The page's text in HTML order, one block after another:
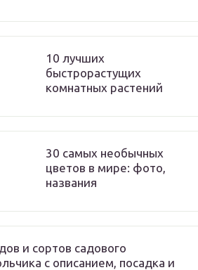
10 лучших
быстрорастущих
комнатных растений
30 самых необычных
цветов в мире: фото,
названия
и сортов садового
с описанием, посадка и